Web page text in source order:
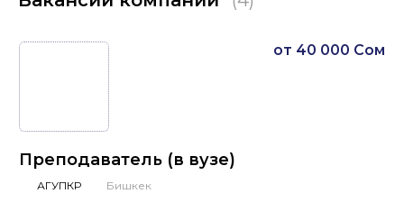
Преподаватель (в вузе)
АГУПКР Бишкек
от 40 000 Сом